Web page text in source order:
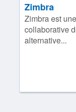
Zimbra
Zimbra est
collaborative
alternative...